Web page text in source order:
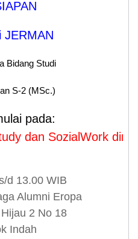
JERMAN
Bidang Studi
S-2 (MSc.)
pada:
SozialWork dimulai
d 13.00 WIB
Alumni Eropa
2 No 18
Indah